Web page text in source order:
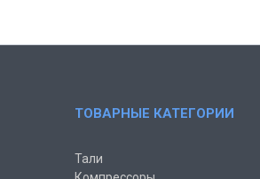
ТОВАРНЫЕ КАТЕГОРИИ
Тали